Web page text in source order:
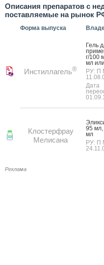
Описания препаратов с
поставляемые на рынок
Форма выпуска
Инстиллагель®
Гель
г/100
мл
РУ: П
Дата
Клостерфрау
Мелисана
95
мл
РУ: П
Реклама